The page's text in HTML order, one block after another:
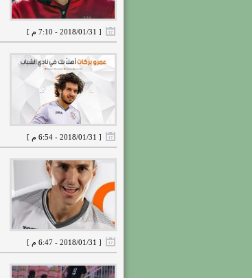
[ 2018/01/31 - 7:10 م ]
[ 2018/01/31 - 6:54 م ]
[ 2018/01/31 - 6:47 م ]